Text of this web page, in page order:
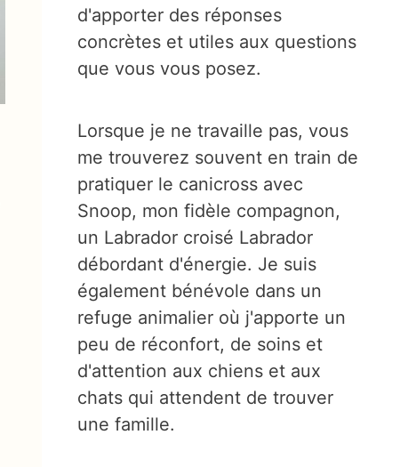
d'apporter des réponses
concrètes et utiles aux questions
que vous vous posez.
Lorsque je ne travaille pas, vous
me trouverez souvent en train de
pratiquer le canicross avec
Snoop, mon fidèle compagnon,
un Labrador croisé Labrador
débordant d'énergie. Je suis
également bénévole dans un
refuge animalier où j'apporte un
peu de réconfort, de soins et
d'attention aux chiens et aux
chats qui attendent de trouver
une famille.